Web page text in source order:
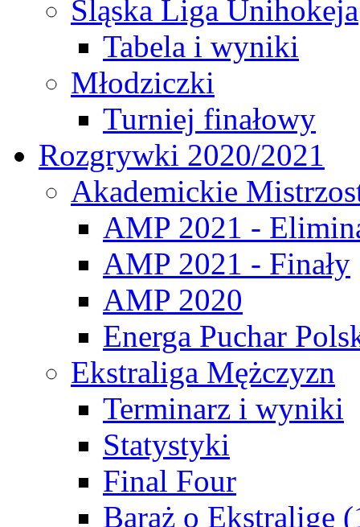
Śląska Liga Unihokeja
Tabela i wyniki
Młodziczki
Turniej finałowy
Rozgrywki 2020/2021
Akademickie
AMP 2021 -
AMP 2021 - Finały
AMP 2020
Energa Puchar
Ekstraliga Mężczyzn
Terminarz i wyniki
Statystyki
Final Four
Baraż o Ekstraligę